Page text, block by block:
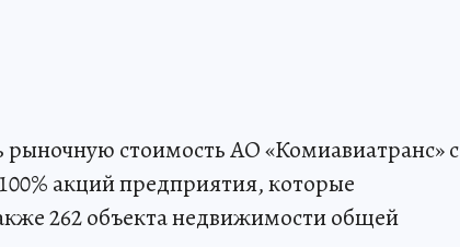
стоимость АО «Комиавиатранс» с
акций предприятия, которые
262 объекта недвижимости общей